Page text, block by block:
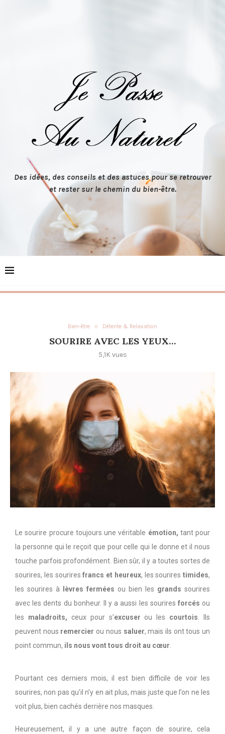
Des idées, des conseils et des astuces pour se retrouver
et rester sur le chemin du bien-être.
Bien-être Détente & Relaxation
SOURIRE AVEC LES YEUX…
5,1Kvues
Le sourire procure toujours une véritable émotion, tant pour
la personne qui le reçoit que pour celle qui le donne et il nous
touche parfois profondément. Bien sûr, il y a toutes sortes de
sourires, les souriresfrancs et heureux, les sourires timides,
les sourires à
lèvres fermées ou bien les grands sourires
avec les dents du bonheur. Il y a aussi les sourires forcés ou
les maladroits, ceux pour s’excuser ou les courtois. Ils
peuvent nous remercier ou nous saluer, mais ils ont tous un
point commun, ils nous vont tous droit au cœur.
Pourtant ces derniers mois, il est bien difficile de voir les
sourires, non pas qu’il n’y en ait plus, mais juste que l’on ne les
voit plus, bien cachés derrière nos masques.
Heureusement, il y a une autre façon de sourire, cela